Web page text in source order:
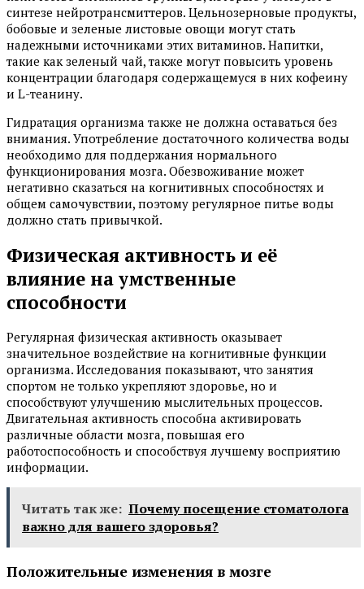
синтезе нейротрансмиттеров. Цельнозерновые продукты,
бобовые и зеленые листовые овощи могут стать
надежными источниками этих витаминов. Напитки,
такие как зеленый чай, также могут повысить уровень
концентрации благодаря содержащемуся в них кофеину
и L-теанину.
Гидратация организма также не должна оставаться без
внимания. Употребление достаточного количества воды
необходимо для поддержания нормального
функционирования мозга. Обезвоживание может
негативно сказаться на когнитивных способностях и
общем самочувствии, поэтому регулярное питье воды
должно стать привычкой.
Физическая активность и её
влияние на умственные
способности
Регулярная физическая активность оказывает
значительное воздействие на когнитивные функции
организма. Исследования показывают, что занятия
спортом не только укрепляют здоровье, но и
способствуют улучшению мыслительных процессов.
Двигательная активность способна активировать
различные области мозга, повышая его
работоспособность и способствуя лучшему восприятию
информации.
Читать так же: Почему посещение стоматолога
важно для вашего здоровья?
Положительные изменения в мозге